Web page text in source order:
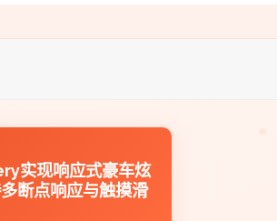
实现响应式豪车炫
断点响应与触摸滑